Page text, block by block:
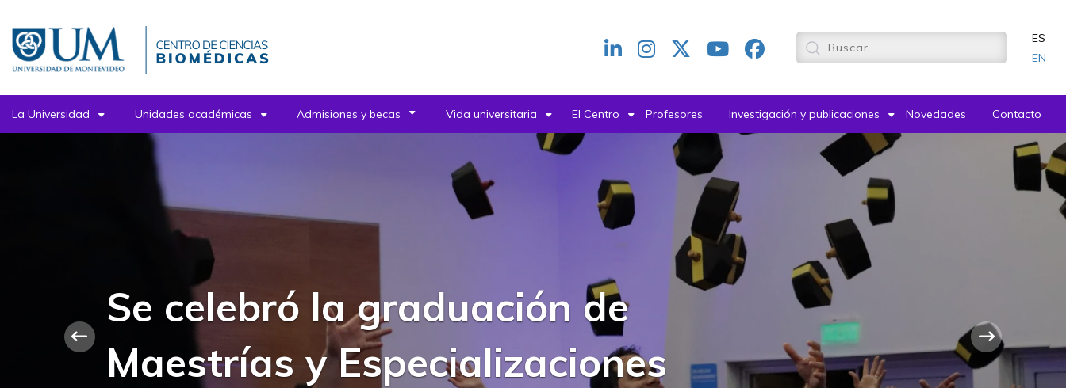
contenido
principal
Redes
header
ES
EN
La Universidad Unidades académicas Admisiones y becas Vida universitaria El Centro Profesores Investigación y publicaciones Novedades Contacto
Se celebró la graduación de
Maestrías y Especializaciones